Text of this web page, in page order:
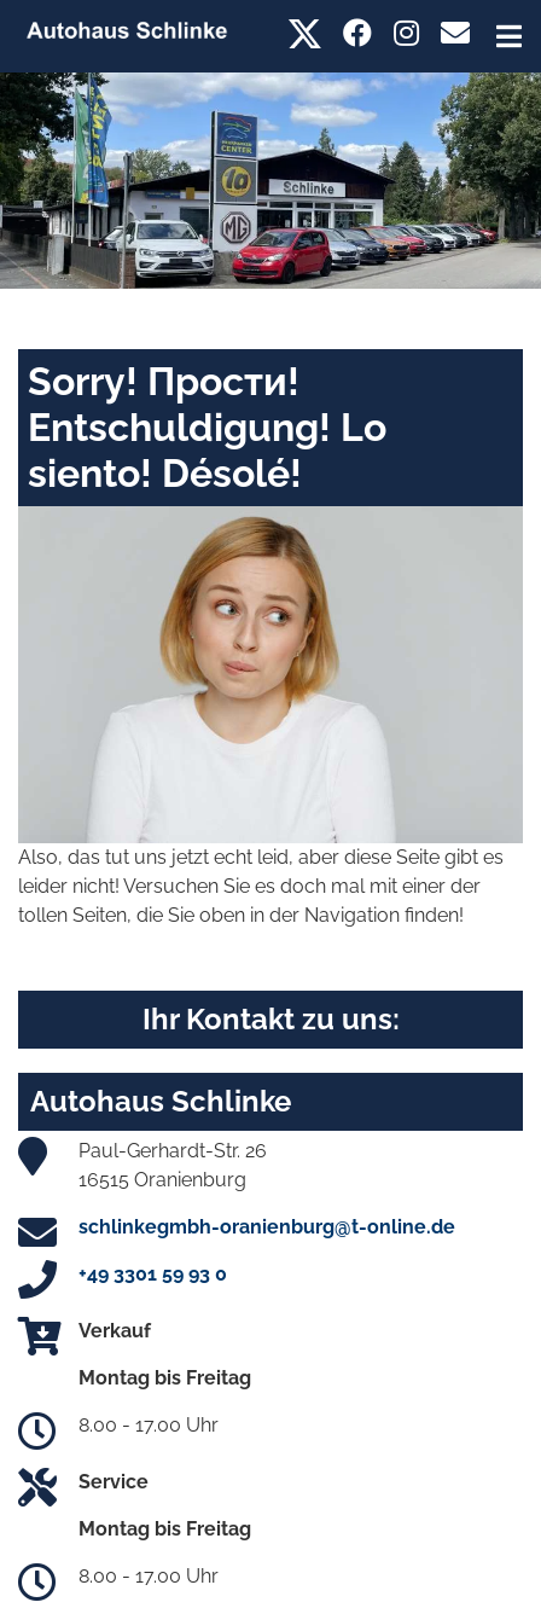
Sorry! Прости!
Entschuldigung! Lo
siento! Désolé!
Also, das tut uns jetzt echt leid, aber diese Seite gibt es
leider nicht! Versuchen Sie es doch mal mit einer der
tollen Seiten, die Sie oben in der Navigation finden!
Ihr Kontakt zu uns:
Autohaus Schlinke
Paul-Gerhardt-Str. 26
16515 Oranienburg
schlinkegmbh-oranienburg@t-online.de
+49 3301 59 93 0
Verkauf
Montag bis Freitag
8.00 - 17.00 Uhr
Service
Montag bis Freitag
8.00 - 17.00 Uhr